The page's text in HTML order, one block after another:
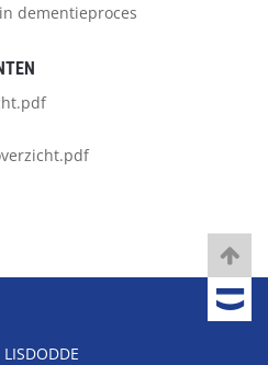
dementieproces